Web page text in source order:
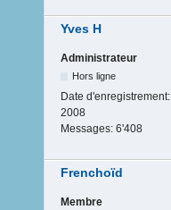
Yves H
Administrateur
Hors ligne
Date d'enregistrement:
2008
Messages: 6'408
Frenchoïd
Membre